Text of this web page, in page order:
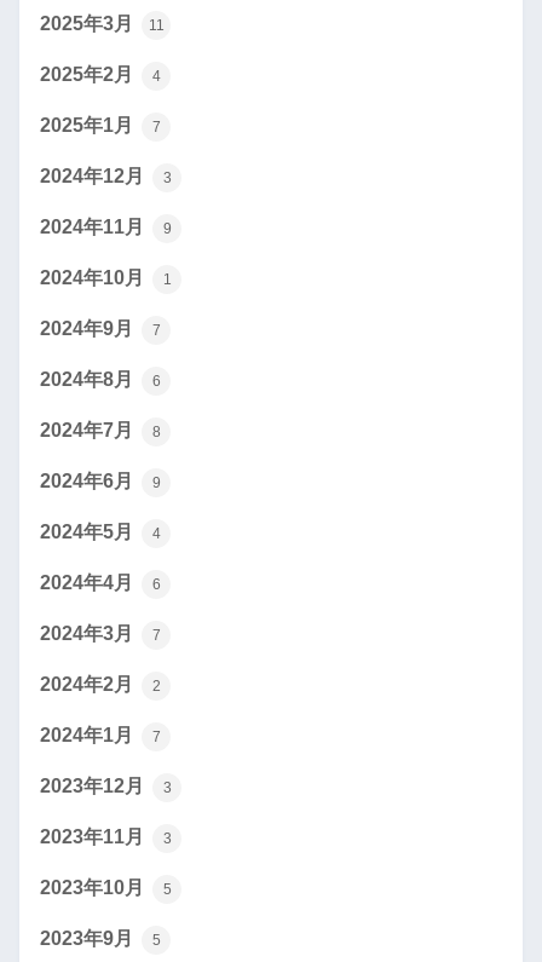
2025年3月 11
2025年2月 4
2025年1月 7
2024年12月 3
2024年11月 9
2024年10月 1
2024年9月 7
2024年8月 6
2024年7月 8
2024年6月 9
2024年5月 4
2024年4月 6
2024年3月 7
2024年2月 2
2024年1月 7
2023年12月 3
2023年11月 3
2023年10月 5
2023年9月 5